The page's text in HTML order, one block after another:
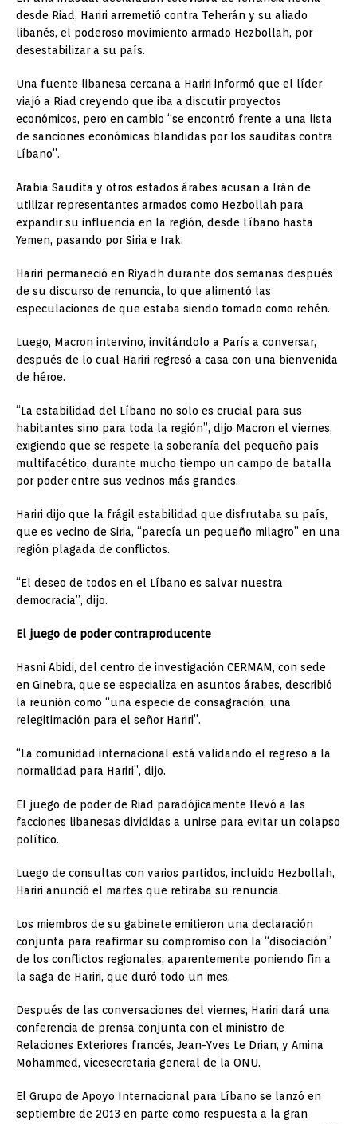
desde Riad, Hariri arremetió contra Teherán y su aliado
libanés, el poderoso movimiento armado Hezbollah, por
desestabilizar a su país.
Una fuente libanesa cercana a Hariri informó que el líder
viajó a Riad creyendo que iba a discutir proyectos
económicos, pero en cambio “se encontró frente a una lista
de sanciones económicas blandidas por los sauditas contra
Líbano”.
Arabia Saudita y otros estados árabes acusan a Irán de
utilizar representantes armados como Hezbollah para
expandir su influencia en la región, desde Líbano hasta
Yemen, pasando por Siria e Irak.
Hariri permaneció en Riyadh durante dos semanas después
de su discurso de renuncia, lo que alimentó las
especulaciones de que estaba siendo tomado como rehén.
Luego, Macron intervino, invitándolo a París a conversar,
después de lo cual Hariri regresó a casa con una bienvenida
de héroe.
“La estabilidad del Líbano no solo es crucial para sus
habitantes sino para toda la región”, dijo Macron el viernes,
exigiendo que se respete la soberanía del pequeño país
multifacético, durante mucho tiempo un campo de batalla
por poder entre sus vecinos más grandes.
Hariri dijo que la frágil estabilidad que disfrutaba su país,
que es vecino de Siria, “parecía un pequeño milagro” en una
región plagada de conflictos.
“El deseo de todos en el Líbano es salvar nuestra
democracia”, dijo.
El juego de poder contraproducente
Hasni Abidi, del centro de investigación CERMAM, con sede
en Ginebra, que se especializa en asuntos árabes, describió
la reunión como “una especie de consagración, una
relegitimación para el señor Hariri”.
“La comunidad internacional está validando el regreso a la
normalidad para Hariri”, dijo.
El juego de poder de Riad paradójicamente llevó a las
facciones libanesas divididas a unirse para evitar un colapso
político.
Luego de consultas con varios partidos, incluido Hezbollah,
Hariri anunció el martes que retiraba su renuncia.
Los miembros de su gabinete emitieron una declaración
conjunta para reafirmar su compromiso con la “disociación”
de los conflictos regionales, aparentemente poniendo fin a
la saga de Hariri, que duró todo un mes.
Después de las conversaciones del viernes, Hariri dará una
conferencia de prensa conjunta con el ministro de
Relaciones Exteriores francés, Jean-Yves Le Drian, y Amina
Mohammed, vicesecretaria general de la ONU.
El Grupo de Apoyo Internacional para Líbano se lanzó en
septiembre de 2013 en parte como respuesta a la gran